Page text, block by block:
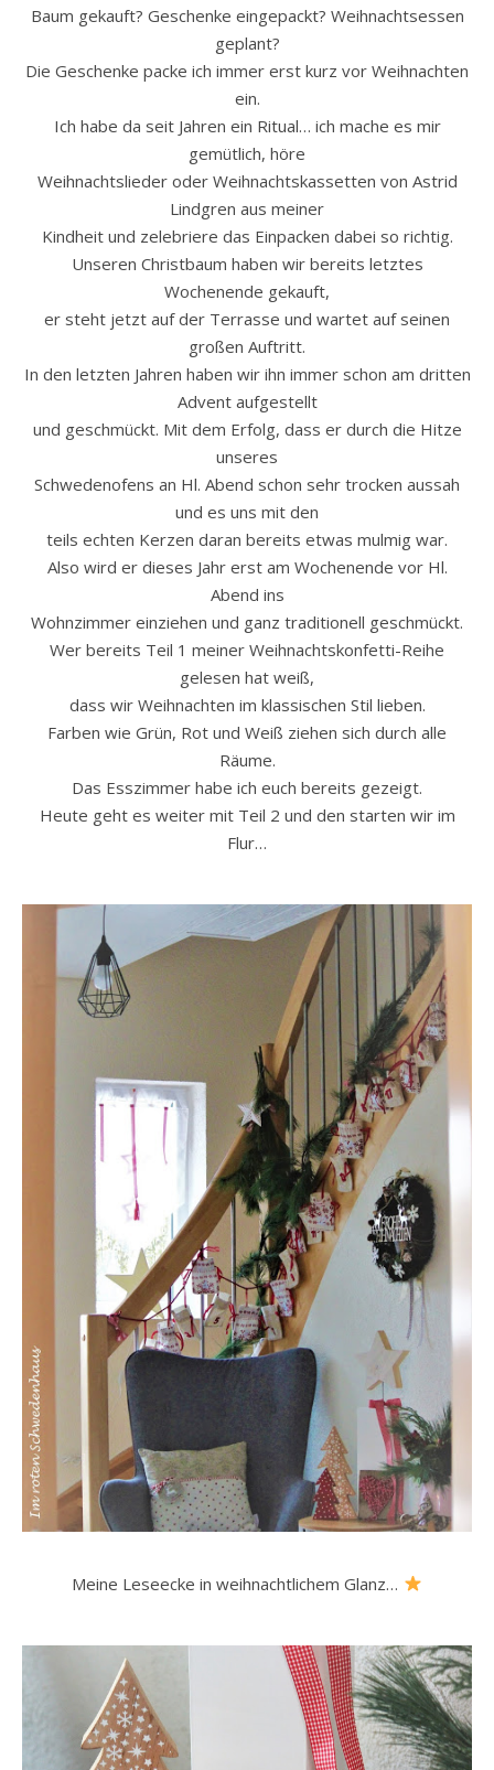
Baum gekauft? Geschenke eingepackt? Weihnachtsessen
geplant?
Die Geschenke packe ich immer erst kurz vor Weihnachten
ein.
Ich habe da seit Jahren ein Ritual… ich mache es mir
gemütlich, höre
Weihnachtslieder oder Weihnachtskassetten von Astrid
Lindgren aus meiner
Kindheit und zelebriere das Einpacken dabei so richtig.
Unseren Christbaum haben wir bereits letztes
Wochenende gekauft,
er steht jetzt auf der Terrasse und wartet auf seinen
großen Auftritt.
In den letzten Jahren haben wir ihn immer schon am dritten
Advent aufgestellt
und geschmückt. Mit dem Erfolg, dass er durch die Hitze
unseres
Schwedenofens an Hl. Abend schon sehr trocken aussah
und es uns mit den
teils echten Kerzen daran bereits etwas mulmig war.
Also wird er dieses Jahr erst am Wochenende vor Hl.
Abend ins
Wohnzimmer einziehen und ganz traditionell geschmückt.
Wer bereits Teil 1 meiner Weihnachtskonfetti-Reihe
gelesen hat weiß,
dass wir Weihnachten im klassischen Stil lieben.
Farben wie Grün, Rot und Weiß ziehen sich durch alle
Räume.
Das Esszimmer habe ich euch bereits gezeigt.
Heute geht es weiter mit Teil 2 und den starten wir im
Flur…
Meine Leseecke in weihnachtlichem Glanz…